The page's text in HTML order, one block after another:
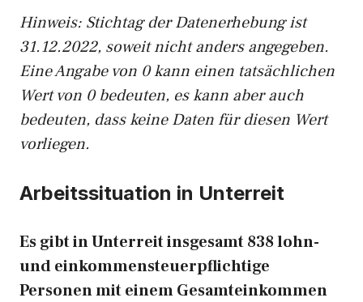
Hinweis: Stichtag der Datenerhebung ist
31.12.2022, soweit nicht anders angegeben.
Eine Angabe von 0 kann einen tatsächlichen
Wert von 0 bedeuten, es kann aber auch
bedeuten, dass keine Daten für diesen Wert
vorliegen.
Arbeitssituation in Unterreit
Es gibt in Unterreit insgesamt 838 lohn-
und einkommensteuerpflichtige
Personen mit einem Gesamteinkommen